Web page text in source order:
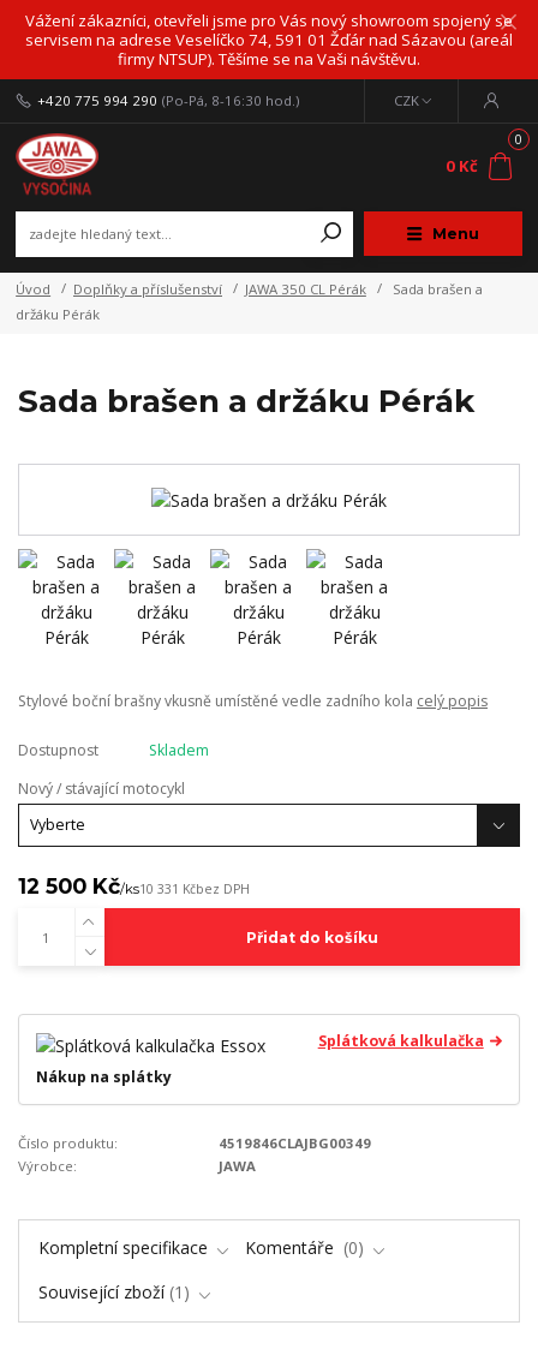
Vážení zákazníci, otevřeli jsme pro Vás nový showroom spojený se
servisem na adrese Veselíčko 74, 591 01 Žďár nad Sázavou (areál
firmy NTSUP). Těšíme se na Vaši návštěvu.
Menu
CZK
+420 775 994 290 (Po-Pá, 8-16:30 hod.)
0
0 Kč
Úvod Doplňky a příslušenství JAWA 350 CL Pérák
Sada brašen a
držáku Pérák
Sada brašen a držáku Pérák
Stylové boční brašny vkusně umístěné vedle zadního kola celý popis
Dostupnost
Skladem
Nový / stávající motocykl
12 500 Kč/ks10 331 Kčbez DPH
Přidat do košíku
Splátková kalkulačka
Nákup na splátky
Číslo produktu:
4519846CLAJBG00349
Výrobce:
JAWA
Kompletní specifikace Komentáře
0
Související zboží 1